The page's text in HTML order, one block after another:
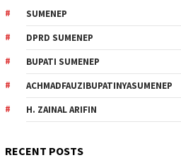
SUMENEP
DPRD SUMENEP
BUPATI SUMENEP
ACHMADFAUZIBUPATINYASUMENEP
H. ZAINAL ARIFIN
RECENT POSTS